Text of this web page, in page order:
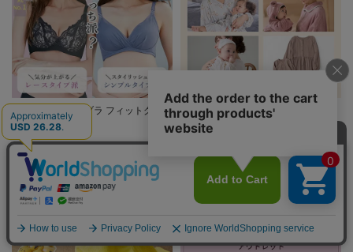
助産院監修 授乳ブラ フィットグミ
入り
新生児からの親子お揃いコーデ